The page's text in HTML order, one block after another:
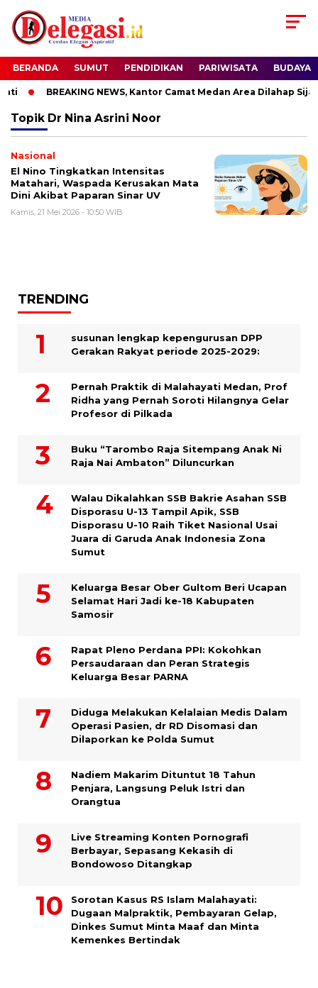
BERANDA SUMUT PENDIDIKAN PARIWISATA BUDAYA
BREAKING NEWS, Kantor Camat Medan Area Dilahap
Topik Dr Nina Asrini Noor
Nasional
El Nino Tingkatkan Intensitas
Matahari, Waspada Kerusakan Mata
Dini Akibat Paparan Sinar UV
Kamis, 21 Mei 2026 - 10:50 WIB
TRENDING
susunan lengkap kepengurusan DPP
Gerakan Rakyat periode 2025-2029:
Pernah Praktik di Malahayati Medan, Prof
Ridha yang Pernah Soroti Hilangnya Gelar
Profesor di Pilkada
Buku “Tarombo Raja Sitempang Anak Ni
Raja Nai Ambaton” Diluncurkan
Walau Dikalahkan SSB Bakrie Asahan SSB
Disporasu U-13 Tampil Apik, SSB
Disporasu U-10 Raih Tiket Nasional Usai
Juara di Garuda Anak Indonesia Zona
Sumut
Keluarga Besar Ober Gultom Beri Ucapan
Selamat Hari Jadi ke-18 Kabupaten
Samosir
Rapat Pleno Perdana PPI: Kokohkan
Persaudaraan dan Peran Strategis
Keluarga Besar PARNA
Diduga Melakukan Kelalaian Medis Dalam
Operasi Pasien, dr RD Disomasi dan
Dilaporkan ke Polda Sumut
​Nadiem Makarim Dituntut 18 Tahun
Penjara, Langsung Peluk Istri dan
Orangtua
Live Streaming Konten Pornografi
Berbayar, Sepasang Kekasih di
Bondowoso Ditangkap
Sorotan Kasus RS Islam Malahayati:
Dugaan Malpraktik, Pembayaran Gelap,
Dinkes Sumut Minta Maaf dan Minta
Kemenkes Bertindak